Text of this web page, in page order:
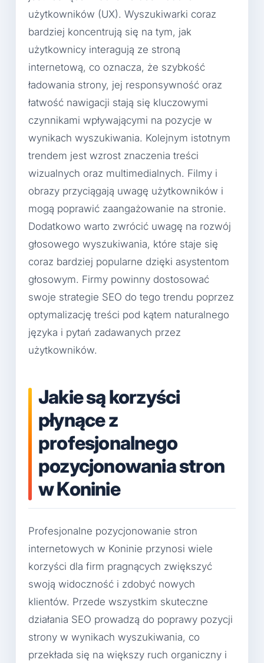
użytkowników (UX). Wyszukiwarki coraz
bardziej koncentrują się na tym, jak
użytkownicy interagują ze stroną
internetową, co oznacza, że szybkość
ładowania strony, jej responsywność oraz
łatwość nawigacji stają się kluczowymi
czynnikami wpływającymi na pozycje w
wynikach wyszukiwania. Kolejnym istotnym
trendem jest wzrost znaczenia treści
wizualnych oraz multimedialnych. Filmy i
obrazy przyciągają uwagę użytkowników i
mogą poprawić zaangażowanie na stronie.
Dodatkowo warto zwrócić uwagę na rozwój
głosowego wyszukiwania, które staje się
coraz bardziej popularne dzięki asystentom
głosowym. Firmy powinny dostosować
swoje strategie SEO do tego trendu poprzez
optymalizację treści pod kątem naturalnego
języka i pytań zadawanych przez
użytkowników.
Jakie są korzyści
płynące z
profesjonalnego
pozycjonowania stron
w Koninie
Profesjonalne pozycjonowanie stron
internetowych w Koninie przynosi wiele
korzyści dla firm pragnących zwiększyć
swoją widoczność i zdobyć nowych
klientów. Przede wszystkim skuteczne
działania SEO prowadzą do poprawy pozycji
strony w wynikach wyszukiwania, co
przekłada się na większy ruch organiczny i